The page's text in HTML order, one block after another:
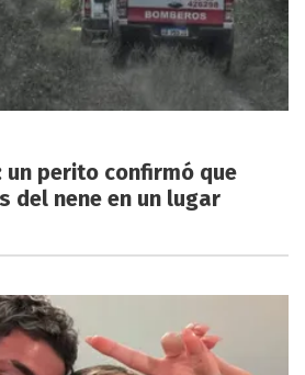
un perito confirmó que
del nene en un lugar